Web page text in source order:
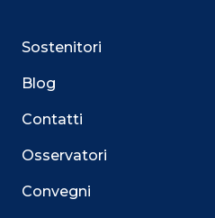
Sostenitori
Blog
Contatti
Osservatori
Convegni